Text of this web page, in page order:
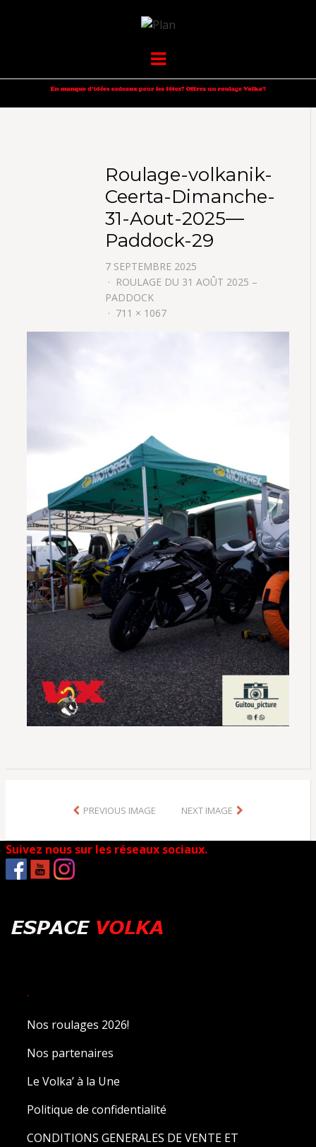
VOLKANIK-
ENDURANCE
Menu
Roulage-volkanik-
Ceerta-Dimanche-
31-Aout-2025—
Paddock-29
7 SEPTEMBRE 2025
ROULAGE DU 31 AOÛT 2025 –
PADDOCK
711 × 1067
PREVIOUS IMAGE NEXT IMAGE
Suivez nous sur les réseaux sociaux.
.
Nos roulages 2026!
Nos partenaires
Le Volka’ à la Une
Politique de confidentialité
CONDITIONS GENERALES DE VENTE ET